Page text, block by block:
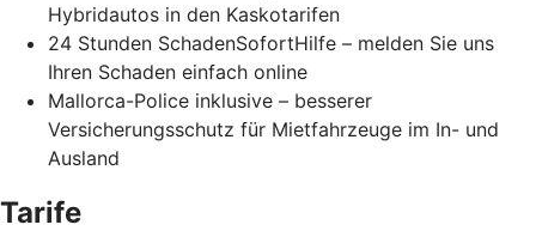
Hybridautos in den Kaskotarifen
24 Stunden SchadenSofortHilfe – melden Sie uns
Ihren Schaden einfach online
Mallorca-Police inklusive – besserer
Versicherungsschutz für Mietfahrzeuge im In- und
Ausland
Tarife